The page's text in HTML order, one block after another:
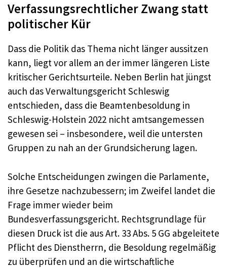
Verfassungsrechtlicher Zwang statt
politischer Kür
Dass die Politik das Thema nicht länger aussitzen
kann, liegt vor allem an der immer längeren Liste
kritischer Gerichtsurteile. Neben Berlin hat jüngst
auch das Verwaltungsgericht Schleswig
entschieden, dass die Beamtenbesoldung in
Schleswig-Holstein 2022 nicht amtsangemessen
gewesen sei – insbesondere, weil die untersten
Gruppen zu nah an der Grundsicherung lagen.
Solche Entscheidungen zwingen die Parlamente,
ihre Gesetze nachzubessern; im Zweifel landet die
Frage immer wieder beim
Bundesverfassungsgericht. Rechtsgrundlage für
diesen Druck ist die aus Art. 33 Abs. 5 GG abgeleitete
Pflicht des Dienstherrn, die Besoldung regelmäßig
zu überprüfen und an die wirtschaftliche